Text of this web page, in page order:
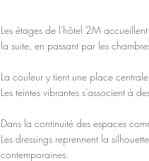
Les étages de l'hôtel 2M
la suite, en passant par les
La couleur y tient une place
Les teintes vibrantes s’associent à
Dans la continuité des espaces
Les dressings reprennent la
contemporaines.